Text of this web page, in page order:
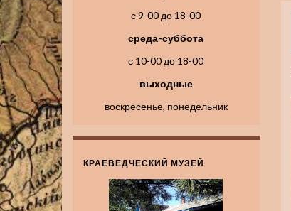
с 9-00 до 18-00
среда-суббота
с 10-00 до 18-00
выходные
воскресенье, понедельник
КРАЕВЕДЧЕСКИЙ МУЗЕЙ